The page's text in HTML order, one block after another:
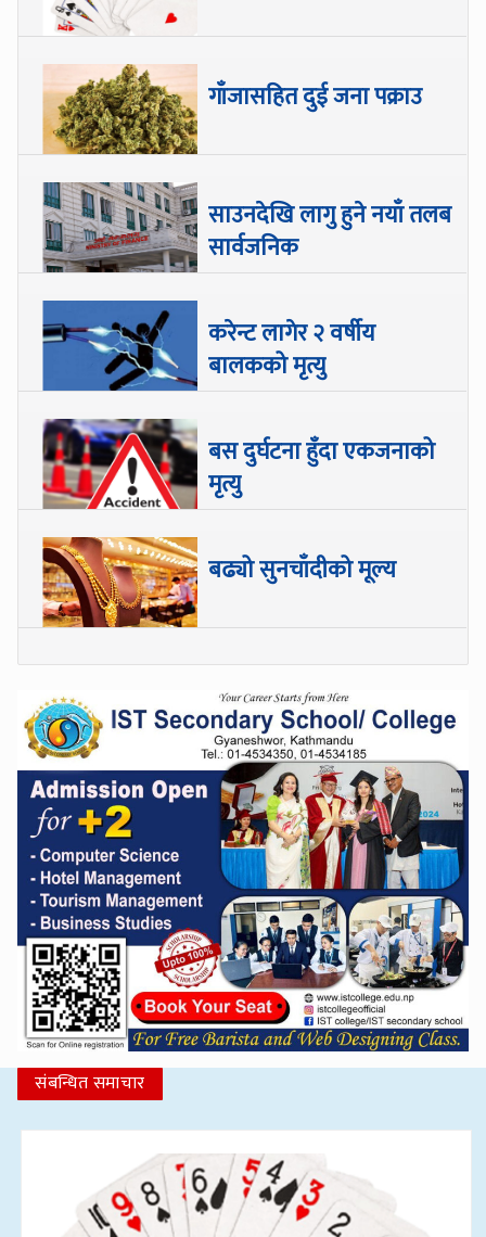
गाँजासहित दुई जना पक्राउ
साउनदेखि लागु हुने नयाँ तलब
सार्वजनिक
करेन्ट लागेर २ वर्षीय
बालकको मृत्यु
बस दुर्घटना हुँदा एकजनाको
मृत्यु
बढ्यो सुनचाँदीको मूल्य
संबन्धित समाचार